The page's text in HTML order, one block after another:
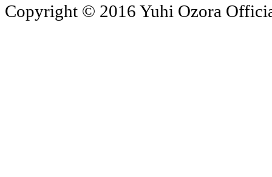
Copyright © 2016 Yuhi Ozora